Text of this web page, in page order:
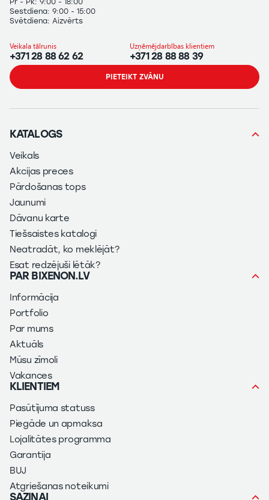
Pr - Pk: 9:00 - 18:00
Sestdiena: 9:00 - 15:00
Svētdiena: Aizvērts
Veikala tālrunis
+371 28 88 62 62
Uzņēmējdarbības klientiem
+371 28 88 88 39
PIETEIKT ZVĀNU
KATALOGS
Veikals
Akcijas preces
Pārdošanas tops
Jaunumi
Dāvanu karte
Tiešsaistes katalogi
Neatradāt, ko meklējāt?
Esat redzējuši lētāk?
PAR BIXENON.LV
Informācija
Portfolio
Par mums
Aktuāls
Mūsu zīmoli
Vakances
KLIENTIEM
Pasūtījuma statuss
Piegāde un apmaksa
Lojalitātes programma
Garantija
BUJ
Atgriešanas noteikumi
SAZIŅAI